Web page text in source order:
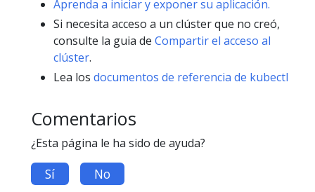
Aprenda a iniciar y exponer su aplicación.
Si necesita acceso a un clúster que no creó,
consulte la guia de Compartir el acceso al
clúster.
Lea los documentos de referencia de kubectl
Comentarios
¿Esta página le ha sido de ayuda?
Sí No